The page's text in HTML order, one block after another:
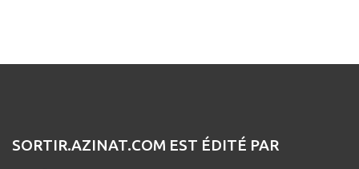
SORTIR.AZINAT.COM EST ÉDITÉ PAR